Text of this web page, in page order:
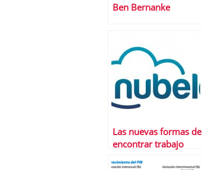
Ben Bernanke
Las nuevas formas de
encontrar trabajo